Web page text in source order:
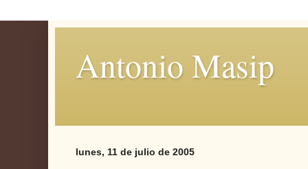
Antonio Masip
lunes, 11 de julio de 2005